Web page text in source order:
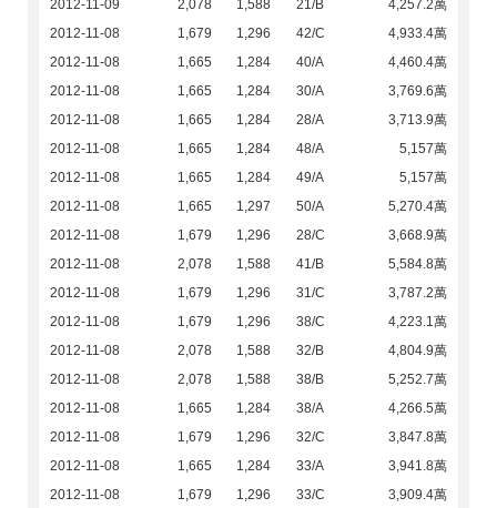
2012-11-09 2,078 1,588 21/B
4,257.2萬
2012-11-08
1,679 1,296 42/C
4,933.4萬
2012-11-08
1,665 1,284 40/A
4,460.4萬
2012-11-08
1,665 1,284 30/A
3,769.6萬
2012-11-08
1,665 1,284 28/A
3,713.9萬
2012-11-08
1,665 1,284 48/A
5,157萬
2012-11-08
1,665 1,284 49/A
5,157萬
2012-11-08
1,665 1,297 50/A
5,270.4萬
2012-11-08
1,679 1,296 28/C
3,668.9萬
2012-11-08
2,078 1,588 41/B
5,584.8萬
2012-11-08
1,679 1,296 31/C
3,787.2萬
2012-11-08
1,679 1,296 38/C
4,223.1萬
2012-11-08
2,078 1,588 32/B
4,804.9萬
2012-11-08
2,078 1,588 38/B
5,252.7萬
2012-11-08
1,665 1,284 38/A
4,266.5萬
2012-11-08
1,679 1,296 32/C
3,847.8萬
2012-11-08
1,665 1,284 33/A
3,941.8萬
2012-11-08
1,679 1,296 33/C
3,909.4萬